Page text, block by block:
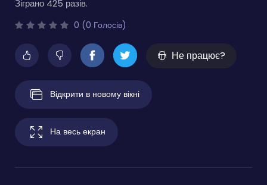
Зіграно 425 разів.
0 (0 Голосів)
Не працює?
Відкрити в новому вікні
На весь екран